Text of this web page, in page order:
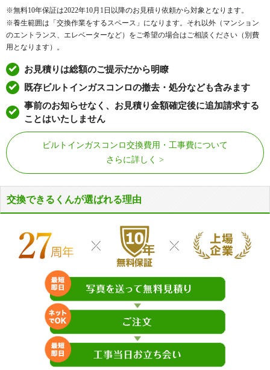
※無料10年保証は2022年10月1日以降のお見積り依頼から対象となります。
※養生範囲は「交換作業をするスペース」になります。それ以外（マンション
のエントランス、エレベーターなど）をご希望の場合はご相談ください（別費
用となります）。
お見積りは総額のご提示だから明瞭
既存ビルトインガスコンロの撤去・処分なども含みます
事前のお知らせなく、お見積り金額確定後に追加請求する
ことはいたしません
ビルトインガスコンロ交換費用・工事費について
さらに詳しく
交換できるくんが選ばれる理由